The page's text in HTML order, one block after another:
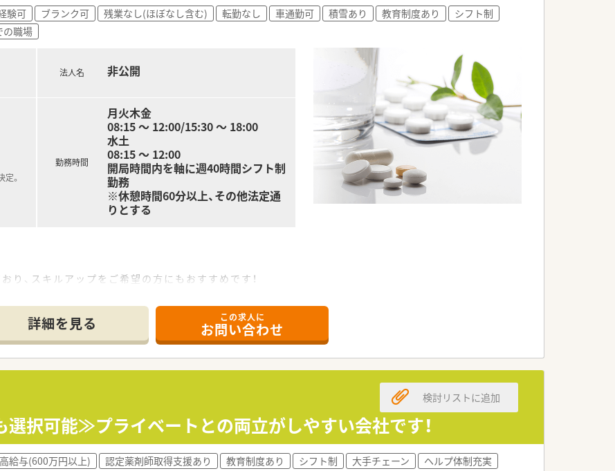
験可 ブランク可 残業なし(ほぼなし含む) 転勤なし 車通勤可 積雪あり 教育制度あり
シフト制
の職場
。
法人名 非公開
勤務時間
月火木金
08:15 ～ 12:00/15:30 ～ 18:00
水土
08:15 ～ 12:00
開局時間内を軸に週40時間シフト制
勤務
※休憩時間60分以上、その他法定通
りとする
、スキルアップをご希望の方にもおすすめです！
利厚生充実の病院です。
度と定時でのご帰宅が叶います。
詳細を見る この求人に
お問い合わせ
選択可能≫プライベートとの両立がしやすい会社です！
検討リストに追加
高給与(600万円以上) 認定薬剤師取得支援あり 教育制度あり シフト制 大手チェーン
ヘルプ体制充実